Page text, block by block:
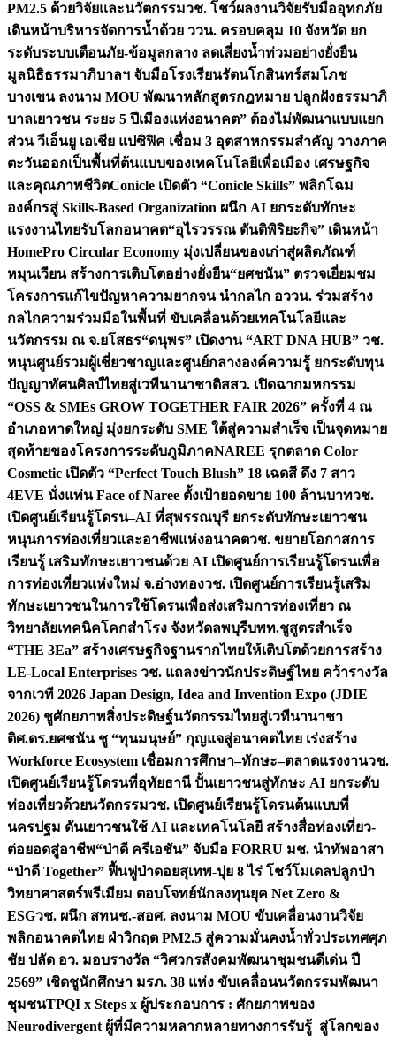
PM2.5 ด้วยวิจัยและนวัตกรรมวช. โชว์ผลงานวิจัยรับมืออุทกภัย
เดินหน้าบริหารจัดการน้ำด้วย ววน. ครอบคลุม 10 จังหวัด ยก
ระดับระบบเตือนภัย-ข้อมูลกลาง ลดเสี่ยงน้ำท่วมอย่างยั่งยืน
มูลนิธิธรรมาภิบาลฯ จับมือโรงเรียนรัตนโกสินทร์สมโภช
บางเขน ลงนาม MOU พัฒนาหลักสูตรกฎหมาย ปลูกฝังธรรมาภิ
บาลเยาวชน ระยะ 5 ปีเมืองแห่งอนาคต” ต้องไม่พัฒนาแบบแยก
ส่วน วีเอ็นยู เอเชีย แปซิฟิค เชื่อม 3 อุตสาหกรรมสำคัญ วางภาค
ตะวันออกเป็นพื้นที่ต้นแบบของเทคโนโลยีเพื่อเมือง เศรษฐกิจ
และคุณภาพชีวิตConicle เปิดตัว “Conicle Skills” พลิกโฉม
องค์กรสู่ Skills-Based Organization ผนึก AI ยกระดับทักษะ
แรงงานไทยรับโลกอนาคต“อุไรวรรณ ตันติพิริยะกิจ” เดินหน้า
HomePro Circular Economy มุ่งเปลี่ยนของเก่าสู่ผลิตภัณฑ์
หมุนเวียน สร้างการเติบโตอย่างยั่งยืน“ยศชนัน” ตรวจเยี่ยมชม
โครงการแก้ไขปัญหาความยากจน นำกลไก อววน. ร่วมสร้าง
กลไกความร่วมมือในพื้นที่ ขับเคลื่อนด้วยเทคโนโลยีและ
นวัตกรรม ณ จ.ยโสธร“ดนุพร” เปิดงาน “ART DNA HUB” วช.
หนุนศูนย์รวมผู้เชี่ยวชาญและศูนย์กลางองค์ความรู้ ยกระดับทุน
ปัญญาทัศนศิลป์ไทยสู่เวทีนานาชาติสสว. เปิดฉากมหกรรม
“OSS & SMEs GROW TOGETHER FAIR 2026” ครั้งที่ 4 ณ
อำเภอหาดใหญ่ มุ่งยกระดับ SME ใต้สู่ความสำเร็จ เป็นจุดหมาย
สุดท้ายของโครงการระดับภูมิภาคNAREE รุกตลาด Color
Cosmetic เปิดตัว “Perfect Touch Blush” 18 เฉดสี ดึง 7 สาว
4EVE นั่งแท่น Face of Naree ตั้งเป้ายอดขาย 100 ล้านบาทวช.
เปิดศูนย์เรียนรู้โดรน–AI ที่สุพรรณบุรี ยกระดับทักษะเยาวชน
หนุนการท่องเที่ยวและอาชีพแห่งอนาคตวช. ขยายโอกาสการ
เรียนรู้ เสริมทักษะเยาวชนด้วย AI เปิดศูนย์การเรียนรู้โดรนเพื่อ
การท่องเที่ยวแห่งใหม่ จ.อ่างทองวช. เปิดศูนย์การเรียนรู้เสริม
ทักษะเยาวชนในการใช้โดรนเพื่อส่งเสริมการท่องเที่ยว ณ
วิทยาลัยเทคนิคโคกสำโรง จังหวัดลพบุรีบพท.ชูสูตรสำเร็จ
“THE 3Ea” สร้างเศรษฐกิจฐานรากไทยให้เติบโตด้วยการสร้าง
LE-Local Enterprises วช. แถลงข่าวนักประดิษฐ์ไทย คว้ารางวัล
จากเวที 2026 Japan Design, Idea and Invention Expo (JDIE
2026) ชูศักยภาพสิ่งประดิษฐ์นวัตกรรมไทยสู่เวทีนานาชา
ติศ.ดร.ยศชนัน ชู “ทุนมนุษย์” กุญแจสู่อนาคตไทย เร่งสร้าง
Workforce Ecosystem เชื่อมการศึกษา–ทักษะ–ตลาดแรงงานวช.
เปิดศูนย์เรียนรู้โดรนที่อุทัยธานี ปั้นเยาวชนสู่ทักษะ AI ยกระดับ
ท่องเที่ยวด้วยนวัตกรรมวช. เปิดศูนย์เรียนรู้โดรนต้นแบบที่
นครปฐม ดันเยาวชนใช้ AI และเทคโนโลยี สร้างสื่อท่องเที่ยว-
ต่อยอดสู่อาชีพ“ป่าดี ครีเอชัน” จับมือ FORRU มช. นำทัพอาสา
“ป่าดี Together” ฟื้นฟูป่าดอยสุเทพ-ปุย 8 ไร่ โชว์โมเดลปลูกป่า
วิทยาศาสตร์พรีเมียม ตอบโจทย์นักลงทุนยุค Net Zero &
ESGวช. ผนึก สทนช.-สอศ. ลงนาม MOU ขับเคลื่อนงานวิจัย
พลิกอนาคตไทย ฝ่าวิกฤต PM2.5 สู่ความมั่นคงน้ำทั่วประเทศศุภ
ชัย ปลัด อว. มอบรางวัล “วิศวกรสังคมพัฒนาชุมชนดีเด่น ปี
2569” เชิดชูนักศึกษา มรภ. 38 แห่ง ขับเคลื่อนนวัตกรรมพัฒนา
ชุมชนTPQI x Steps x ผู้ประกอบการ : ศักยภาพของ
Neurodivergent ผู้ที่มีความหลากหลายทางการรับรู้ สู่โลกของ